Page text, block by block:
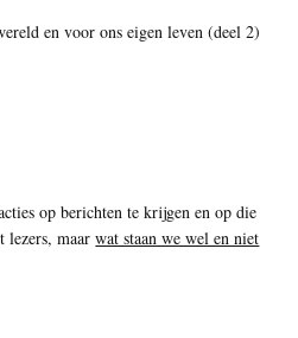
en voor ons eigen leven (deel 2)
op berichten te krijgen en op die
lezers, maarwat staan we wel en niet